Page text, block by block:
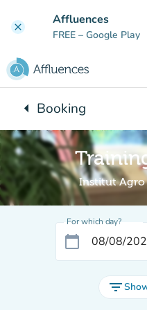
clear Affluences
FREE – Google Play
arrow_leftBack to:
Booking
Institut Agro
For which day?
calendar_today
filter_list